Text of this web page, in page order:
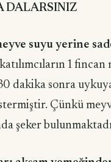
DALARSINIZ
suyu yerine
1 fincan
dakika sonra
Çünkü
şeker